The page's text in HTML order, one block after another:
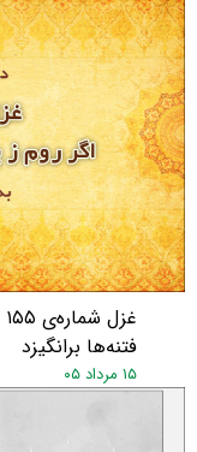
★★
فتنه‌ها برانگیزد
۱۵ مرداد ۰۵